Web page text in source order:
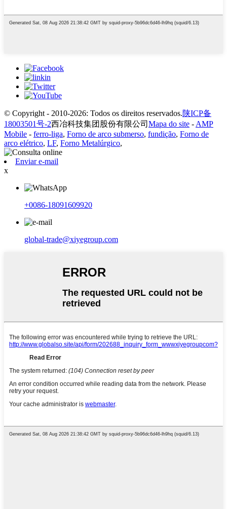
© Copyright - 2010-2026: Todos os direitos reservados.陕ICP备
18003501号-2西冶科技集团股份有限公司 Mapa do site - AMP
Mobile - ferro-liga, Forno de arco submerso, fundição, Forno de
arco elétrico, LF, Forno Metalúrgico,
Enviar e-mail
x
+0086-18091609920
global-trade@xiyegroup.com